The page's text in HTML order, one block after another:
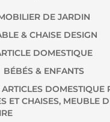
DE JARDIN
& CHAISE DESIGN
DOMESTIQUE
BÉBÉS & ENFANTS
DOMESTIQUE
ET CHAISES, MEUBLE